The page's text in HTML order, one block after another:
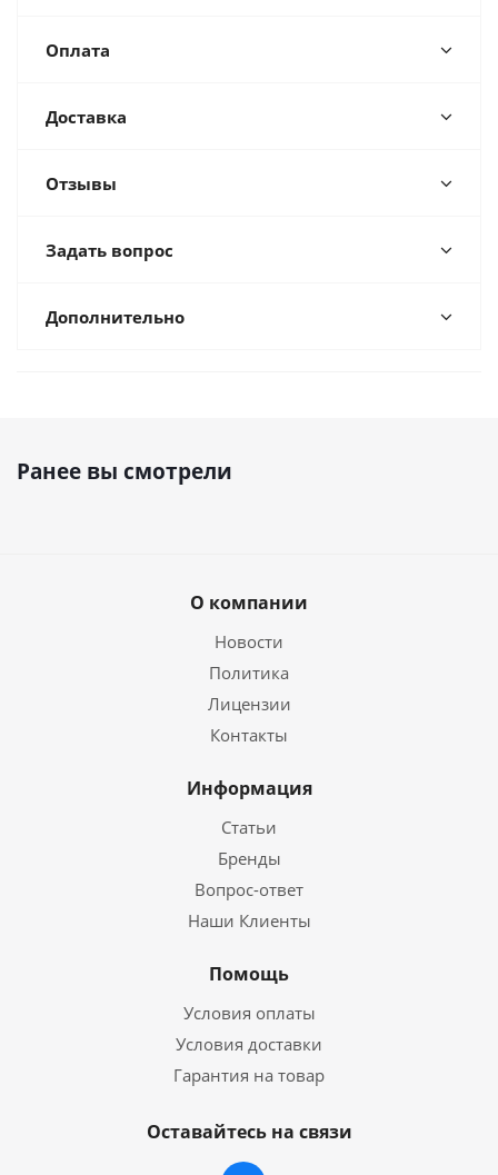
Оплата
Доставка
Отзывы
Задать вопрос
Дополнительно
Ранее вы смотрели
О компании
Новости
Политика
Лицензии
Контакты
Информация
Статьи
Бренды
Вопрос-ответ
Наши Клиенты
Помощь
Условия оплаты
Условия доставки
Гарантия на товар
Оставайтесь на связи